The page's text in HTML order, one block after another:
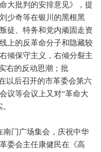
大批判的安排意见》，提
少奇等在银川的黑根黑
徒、特务和党内顽固走资
上的反革命分子和隐藏较
倾保守主义，右倾分裂主
右的反动思潮；批
以后召开的市革委会第六
议等会议上又对“革命大
南门广场集会，庆祝中华
委会主任康健民在《高